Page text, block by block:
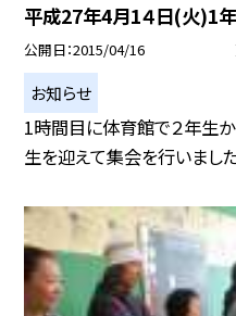
平成27年4月1４日(火)1
公開日 2015/04/16
お知らせ
1時間目に体育館で２年生
生を迎えて集会を行いまし